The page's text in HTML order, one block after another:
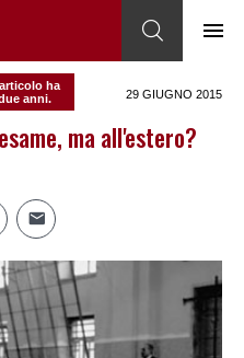
ha
anni.
29 GIUGNO 2015
ma all'estero?